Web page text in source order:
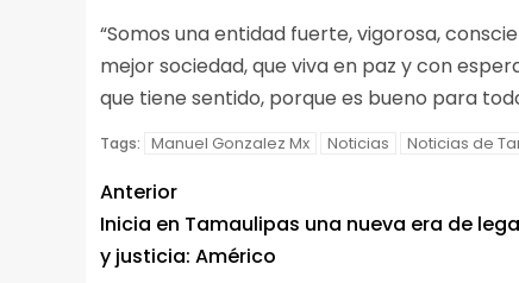
“Somos una entidad fuerte, vigorosa,
mejor sociedad, que viva en paz y con
que tiene sentido, porque es bueno para
Tags: Manuel Gonzalez Mx Noticias Noticias de
Anterior
Inicia en Tamaulipas una nueva era de
y justicia: Américo